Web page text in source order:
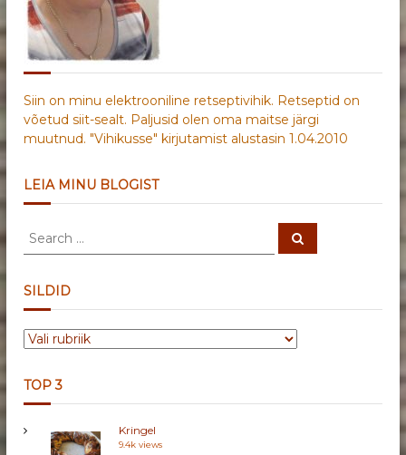
Siin on minu elektrooniline retseptivihik. Retseptid on
võetud siit-sealt. Paljusid olen oma maitse järgi
muutnud. "Vihikusse" kirjutamist alustasin 1.04.2010
LEIA MINU BLOGIST
S
r
c
h
f
r
:
S
SILDID
S
D
D
TOP 3
Kringel
9.4k views